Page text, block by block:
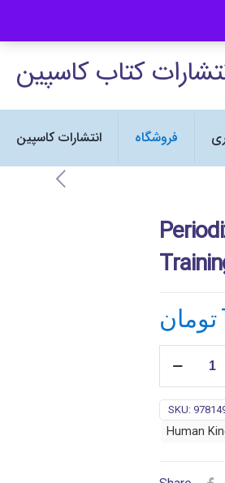
کتاب کاسپین
انتشارات کاسپین فروشگاه
تومان
and
of
SKU:
Human